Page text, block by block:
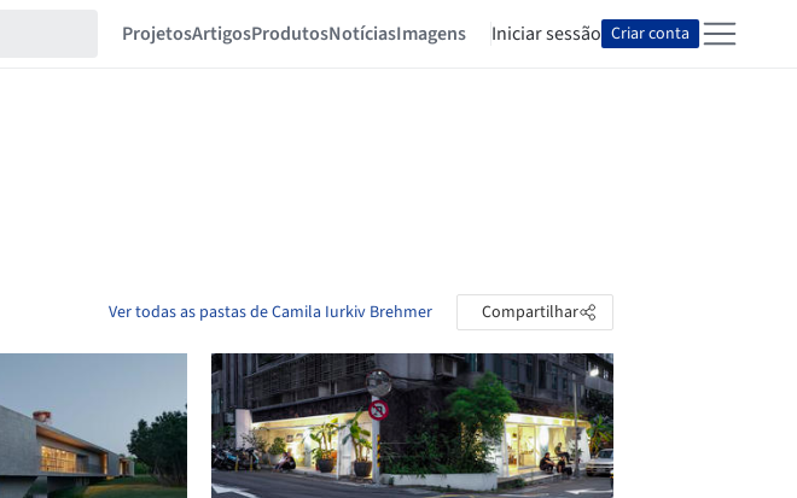
ProjetosArtigosProdutosNotíciasImagens Iniciar sessão Criar conta
Ver todas as pastas de Camila Iurkiv Brehmer Compartilhar